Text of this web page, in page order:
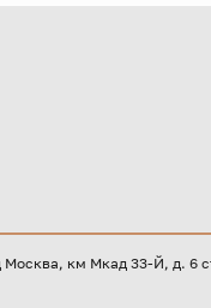
Москва, км Мкад 33-Й, д. 6